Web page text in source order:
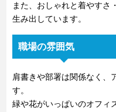
また、おしゃれと着やすさ
生み出しています。
職場の雰囲気
肩書きや部署は関係なく、
す。
緑や花がいっぱいのオフィ